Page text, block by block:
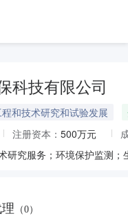
科技有限公司
和技术研究和试验发展
注册资本： 500万元
（0）